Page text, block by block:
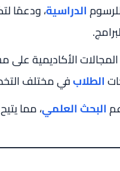
الدراسية، ودعمًا
الأكاديمية على
الطلابفي مختلف
البحث العلمي، مما